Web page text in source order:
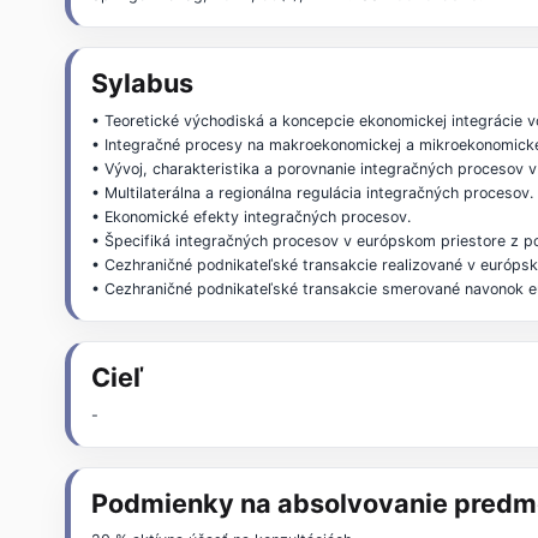
Sylabus
• Teoretické východiská a koncepcie ekonomickej integrácie
• Integračné procesy na makroekonomickej a
• Vývoj, charakteristika a porovnanie integračných procesov
• Multilaterálna a regionálna regulácia integračných procesov.
• Ekonomické efekty integračných procesov.
• Špecifiká integračných procesov v európskom priestore z
• Cezhraničné podnikateľské transakcie realizované v
• Cezhraničné podnikateľské transakcie smerované navonok
Cieľ
-
Podmienky na absolvovanie